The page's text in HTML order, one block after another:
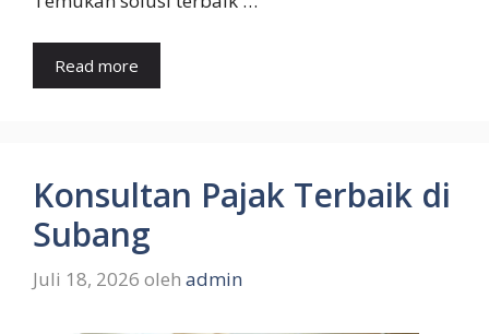
Read more
Konsultan Pajak Terbaik di
Subang
Juli 18, 2026 oleh admin